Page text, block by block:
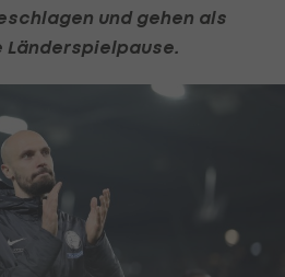
und gehen als
Länderspielpause.